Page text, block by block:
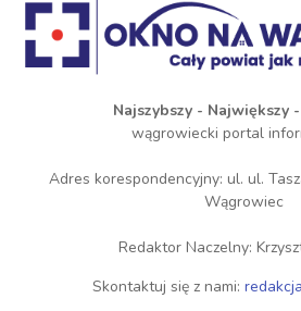
Najszybszy - Największy
wągrowiecki portal
Adres korespondencyjny: ul. ul.
Wągrowiec
Redaktor Naczelny:
Skontaktuj się z nami: